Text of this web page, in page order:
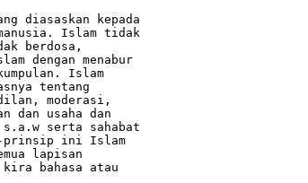
diasaskan kepada
Islam tidak
berdosa,
dengan menabur
Islam
tentang
moderasi,
dan usaha dan
serta sahabat
prinsip ini Islam
lapisan
bahasa atau